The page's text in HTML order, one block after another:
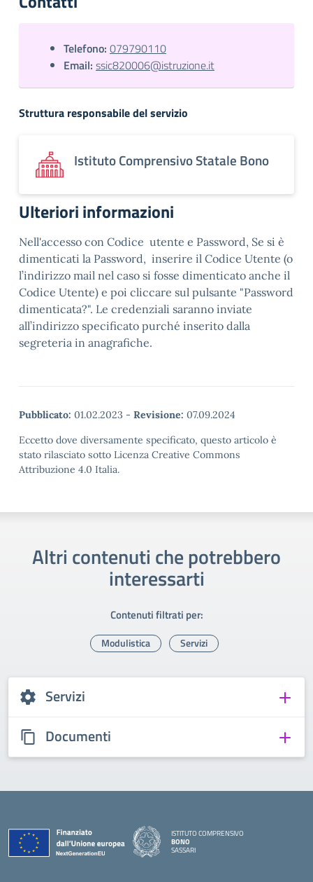
Telefono: 079790110
Email: ssic820006@istruzione.it
Struttura responsabile del servizio
Istituto Comprensivo Statale Bono
Ulteriori informazioni
Nell'accesso con Codice utente e Password, Se si è
dimenticati la Password, inserire il Codice Utente (o
l’indirizzo mail nel caso si fosse dimenticato anche il
Codice Utente) e poi cliccare sul pulsante "Password
dimenticata?". Le credenziali saranno inviate
all’indirizzo specificato purché inserito dalla
segreteria in anagrafiche.
Pubblicato: 01.02.2023 - Revisione: 07.09.2024
Eccetto dove diversamente specificato, questo articolo è
stato rilasciato sotto Licenza Creative Commons
Attribuzione 4.0 Italia.
Altri contenuti che potrebbero
interessarti
Contenuti filtrati per:
Modulistica Servizi
Servizi
Documenti
ISTITUTO COMPRENSIVO
BONO
SASSARI